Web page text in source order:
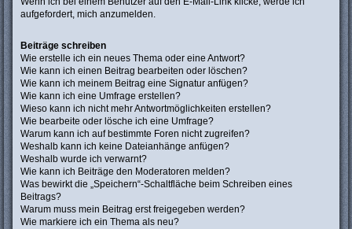
aufgefordert, mich anzumelden.
Beiträge schreiben
Wie erstelle ich ein neues Thema oder eine Antwort?
Wie kann ich einen Beitrag bearbeiten oder löschen?
Wie kann ich meinem Beitrag eine Signatur anfügen?
Wie kann ich eine Umfrage erstellen?
Wieso kann ich nicht mehr Antwortmöglichkeiten erstellen?
Wie bearbeite oder lösche ich eine Umfrage?
Warum kann ich auf bestimmte Foren nicht zugreifen?
Weshalb kann ich keine Dateianhänge anfügen?
Weshalb wurde ich verwarnt?
Wie kann ich Beiträge den Moderatoren melden?
Was bewirkt die „Speichern“-Schaltfläche beim Schreiben eines
Beitrags?
Warum muss mein Beitrag erst freigegeben werden?
Wie markiere ich ein Thema als neu?